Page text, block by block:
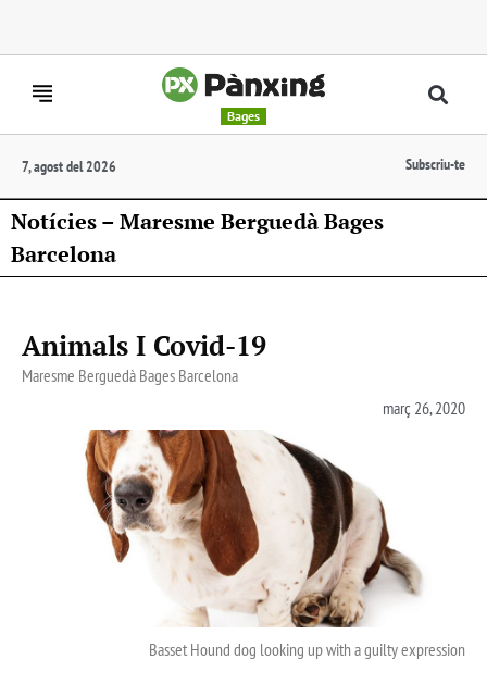
Bages
7, agost del 2026 Subscriu-te
Notícies – Maresme Berguedà Bages
Barcelona
Animals I Covid-19
Maresme Berguedà Bages Barcelona
març 26, 2020
Basset Hound dog looking up with a guilty expression